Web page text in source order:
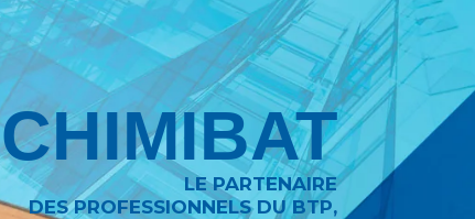
CHIMIBAT
LE PARTENAIRE
DES PROFESSIONNELS DU BTP,